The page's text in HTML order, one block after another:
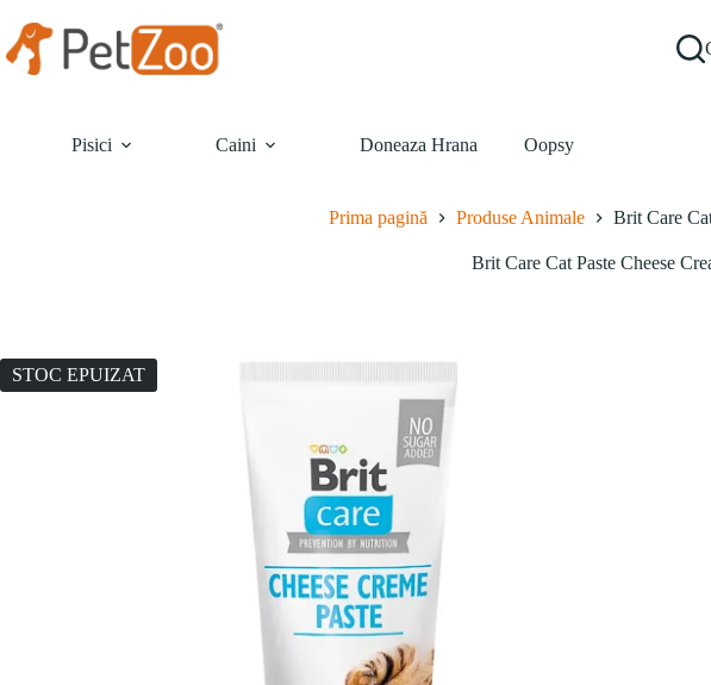
conținut
Pisici Caini Doneaza Hrana Oopsy
Prima pagină Produse Animale Brit Care
Brit Care Cat Paste Cheese
STOC EPUIZAT